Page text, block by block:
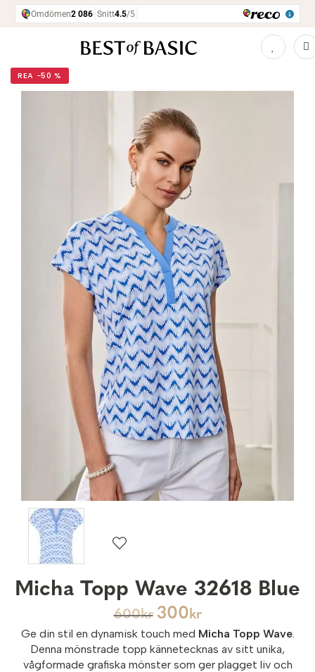
REA −50 %
Micha Topp Wave 32618 Blue
600kr 300 kr
Ge din stil en dynamisk touch med Micha Topp Wave.
Denna mönstrade topp kännetecknas av sitt unika,
vågformade grafiska mönster som ger plagget liv och